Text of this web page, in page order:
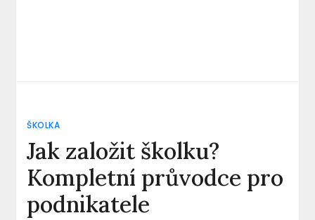
ŠKOLKA
Jak založit školku?
Kompletní průvodce pro
podnikatele